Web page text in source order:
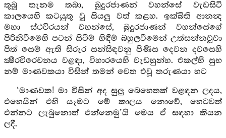
තුබූ තැනම තබා, බුදුරජාණන් වහන්සේ වැඩසිටි
කාලයෙහි කටයුතු වූ සියලු වත් කළහ. ඉක්බිති ආනන්‍ද
මහා ස්ථවිරයන් වහන්සේ, බුදුරජාණන් වහන්සේගේ
පිරිනිවීමෙහි පටන් සිටීම් හිඳීම් බහුලවීමෙන් උත්සන්නවූවා
පිත් සෙම් ඇති සිරුර සන්සිඳවනු පිණිස දෙවන දවසෙහි
ක්‍ෂීරවිරෙචනය වළඳා, විහාරයෙහි වැඩහුන්හ. එකල්හි සුභ
නම් මාණවකයා විසින් තමන් වෙත එවූ තරුණයා හට
‘මාණවක! මා විසින් අද සුලු බෙහෙතක් වළඳන ලදය,
එහෙයින් එහි යෑමට මේ කාලය නොවේ, හෙටවත්
එන්නට ලැබුනොත් එන්නෙමු’යි මෙය ඒ සඳහා කියන
ලදී.